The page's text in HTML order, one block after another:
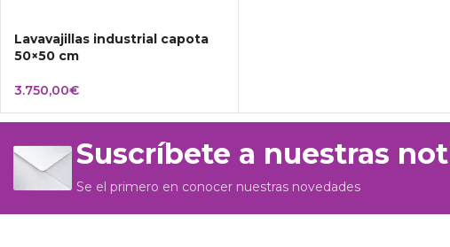
Lavavajillas industrial capota
50×50 cm
3.750,00€
Suscríbete a nuestras
Se el primero en conocer nuestras novedades